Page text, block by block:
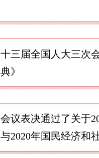
十三届全国人大三次
典》
会议表决通过了关于
与2020年国民经济和